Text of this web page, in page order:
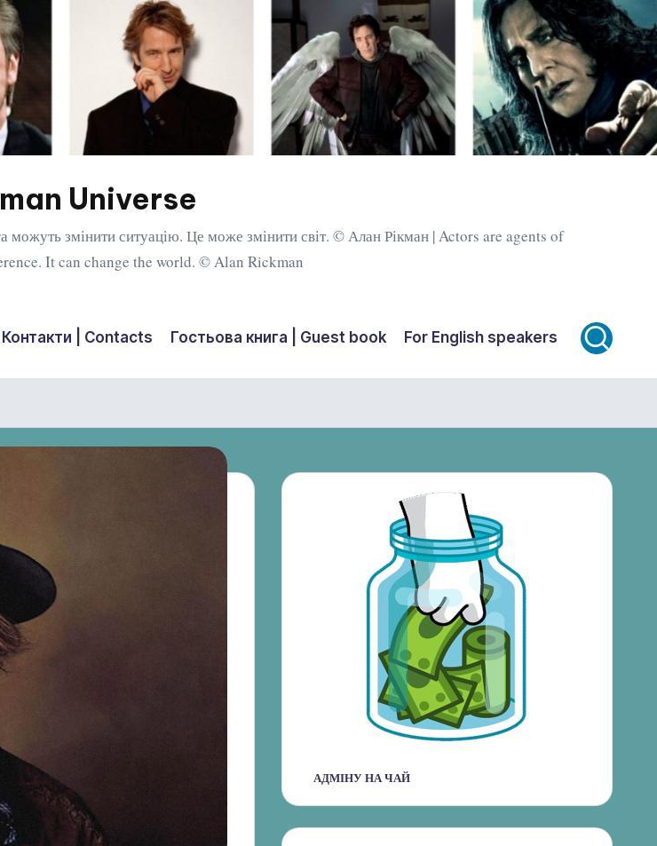
Universe
можуть змінити ситуацію. Це може змінити світ. © Алан Рікман | Actors are agents of
It can change the world. © Alan Rickman
Контакти | Contacts Гостьова книга | Guest book For English speakers
АДМІНУ НА ЧАЙ